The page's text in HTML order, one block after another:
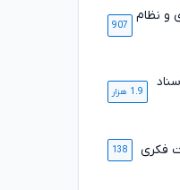
و نظام
907
1.9 هزار
فکری 138